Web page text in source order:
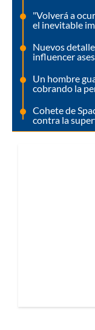
"Volverá a
el inevitable
Nuevos
influencer
Un hombre
cobrando la
Cohete de
contra la